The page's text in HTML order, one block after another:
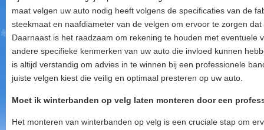
maat velgen uw auto nodig heeft volgens de specificaties van de
steekmaat en naafdiameter van de velgen om ervoor te zorgen
Daarnaast is het raadzaam om rekening te houden met eventuele
andere specifieke kenmerken van uw auto die invloed kunnen
is altijd verstandig om advies in te winnen bij een professionele
juiste velgen kiest die veilig en optimaal presteren op uw auto.
Moet ik winterbanden op velg laten monteren door een
Het monteren van winterbanden op velg is een cruciale stap om